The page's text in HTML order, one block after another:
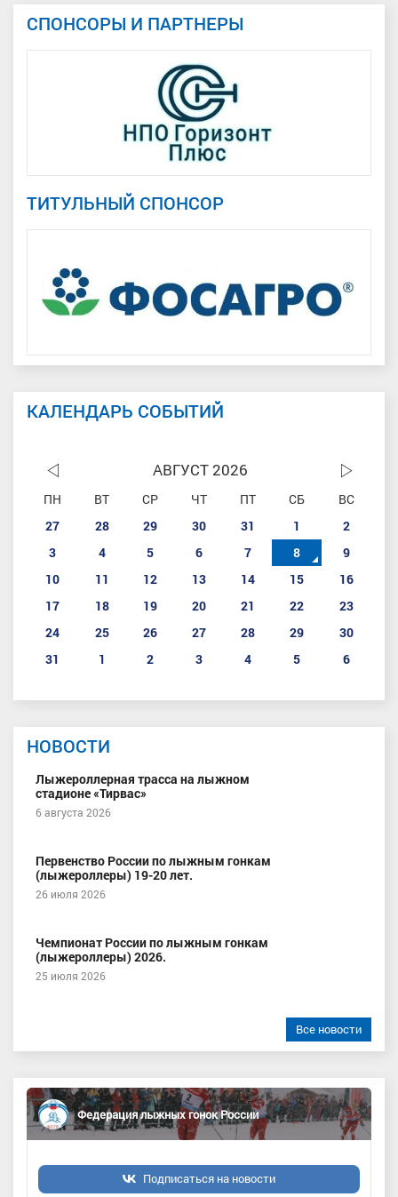
СПОНСОРЫ И ПАРТНЕРЫ
ТИТУЛЬНЫЙ СПОНСОР
КАЛЕНДАРЬ СОБЫТИЙ
АВГУСТ 2026
ПН ВТ СР ЧТ ПТ СБ
ВС
27
28 29 30 31 1
2
3
4 5 6 7 8
9
10
11 12 13 14 15
16
17
18 19 20 21 22
23
24
25 26 27 28 29
30
31
1 2 3 4 5 6
НОВОСТИ
Лыжероллерная трасса на лыжном
стадионе «Тирвас»
6 августа 2026
Первенство России по лыжным гонкам
(лыжероллеры) 19-20 лет.
26 июля 2026
Чемпионат России по лыжным гонкам
(лыжероллеры) 2026.
25 июля 2026
Все новости
Федерация лыжных гонок России
Подписаться на новости